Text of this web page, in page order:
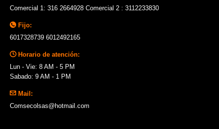
Comercial 1: 316 2664928 Comercial 2 : 3112233830
Fijo:
6017328739 6012492165
Horario de atención:
Lun - Vie: 8 AM - 5 PM
Sabado: 9 AM - 1 PM
Mail:
Comsecolsas@hotmail.com